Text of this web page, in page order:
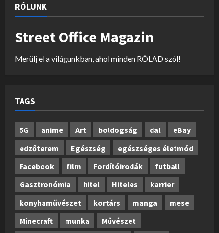
RÓLUNK
Street Office Magazin
Merülj el a világunkban, ahol minden RÓLAD szól!
TAGS
5G anime Art boldogság dal
eBay
edzőterem
Egészség
egészséges életmód
Facebook
film Fordítóirodák
futball
Gasztronómia
hitel Hiteles
karrier
konyhaművészet
kortárs manga
mese
Minecraft
munka
Művészet